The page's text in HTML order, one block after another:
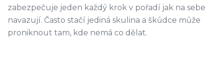
zabezpečuje jeden každý krok v pořadí jak na sebe
navazují. Často stačí jediná skulina a škůdce může
proniknout tam, kde nemá co dělat.